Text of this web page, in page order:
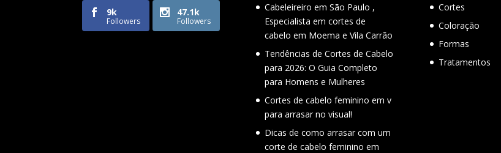
9k
Followers
47.1k
Followers
Cabeleireiro em São Paulo ,
Especialista em cortes de
cabelo em Moema e Vila Carrão
Tendências de Cortes de Cabelo
para 2026: O Guia Completo
para Homens e Mulheres
Cortes de cabelo feminino em v
para arrasar no visual!
Dicas de como arrasar com um
corte de cabelo feminino em
Cortes
Coloração
Formas
Tratamentos